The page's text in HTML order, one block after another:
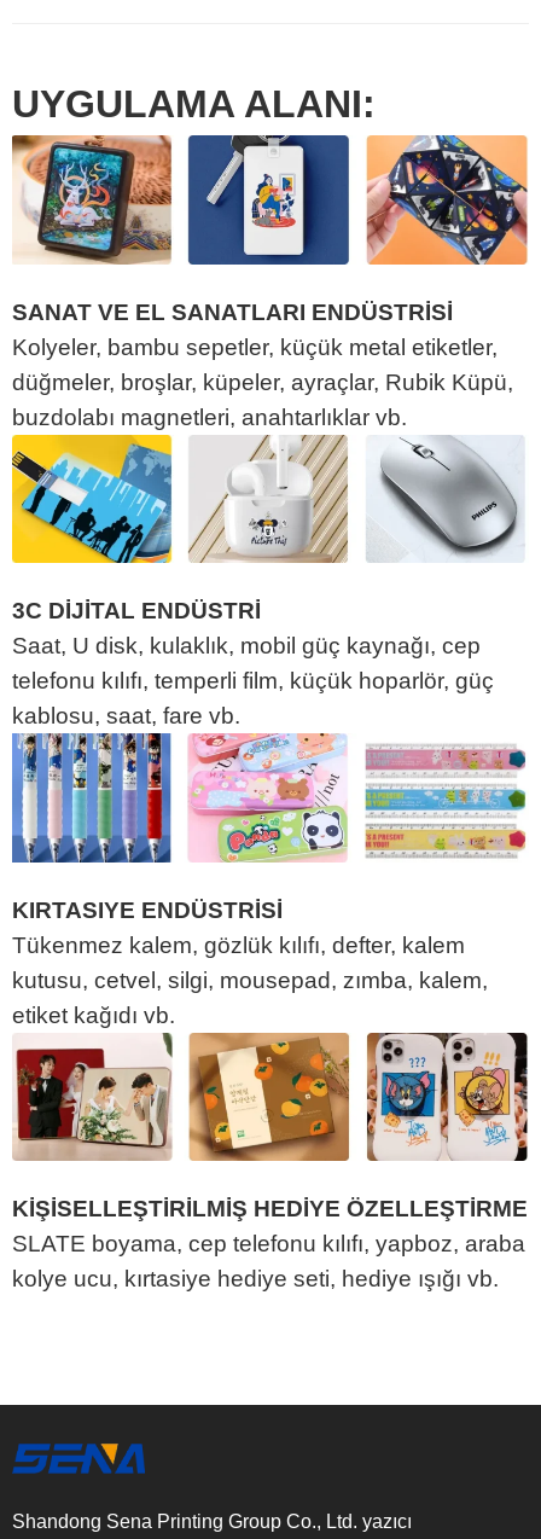
UYGULAMA ALANI:
SANAT VE EL SANATLARI ENDÜSTRİSİ
Kolyeler, bambu sepetler, küçük metal etiketler,
düğmeler, broşlar, küpeler, ayraçlar, Rubik Küpü,
buzdolabı magnetleri, anahtarlıklar vb.
3C DİJİTAL ENDÜSTRİ
Saat, U disk, kulaklık, mobil güç kaynağı, cep
telefonu kılıfı, temperli film, küçük hoparlör, güç
kablosu, saat, fare vb.
KIRTASIYE ENDÜSTRİSİ
Tükenmez kalem, gözlük kılıfı, defter, kalem
kutusu, cetvel, silgi, mousepad, zımba, kalem,
etiket kağıdı vb.
KİŞİSELLEŞTİRİLMİŞ HEDİYE ÖZELLEŞTİRME
SLATE boyama, cep telefonu kılıfı, yapboz, araba
kolye ucu, kırtasiye hediye seti, hediye ışığı vb.
Shandong Sena Printing Group Co., Ltd. yazıcı